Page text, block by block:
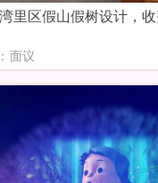
里区假山假树设计，
面议